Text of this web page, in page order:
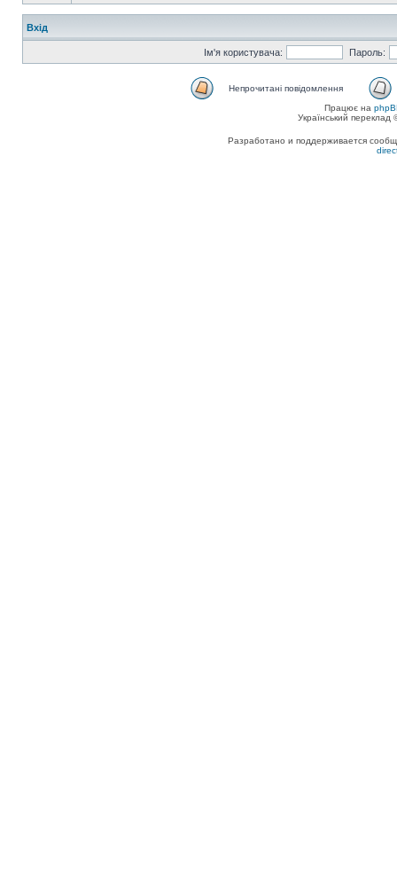
Вхід
Ім'я користувача: Пароль:
Непрочитані повідомлення
Працює на
Український
Разработано и поддерживается